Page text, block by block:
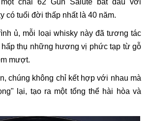
chai 62 Gun Salute bắt đầu với
có tuổi đời thấp nhất là 40 năm.
ủ, mỗi loại whisky này đã tương tác
thụ những hương vị phức tạp từ gỗ
mượt.
chúng không chỉ kết hợp với nhau mà
lại, tạo ra một tổng thể hài hòa và